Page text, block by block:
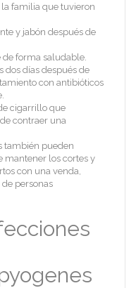
familia que tuvieron
y jabón después de
forma saludable.
dos días después de
con antibióticos
cigarrillo que
contraer una
también pueden
mantener los cortes y
con una venda,
personas